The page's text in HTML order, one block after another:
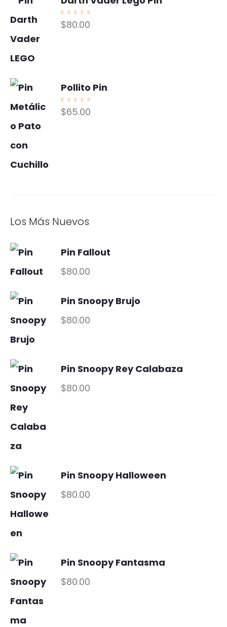
Valorad
o con
5.00
$80.00
Pollito Pin
Valorad
o con
5.00
$65.00
Los Más Nuevos
Pin Fallout
$80.00
Pin Snoopy Brujo
$80.00
Pin Snoopy Rey Calabaza
$80.00
Pin Snoopy Halloween
$80.00
Pin Snoopy Fantasma
$80.00